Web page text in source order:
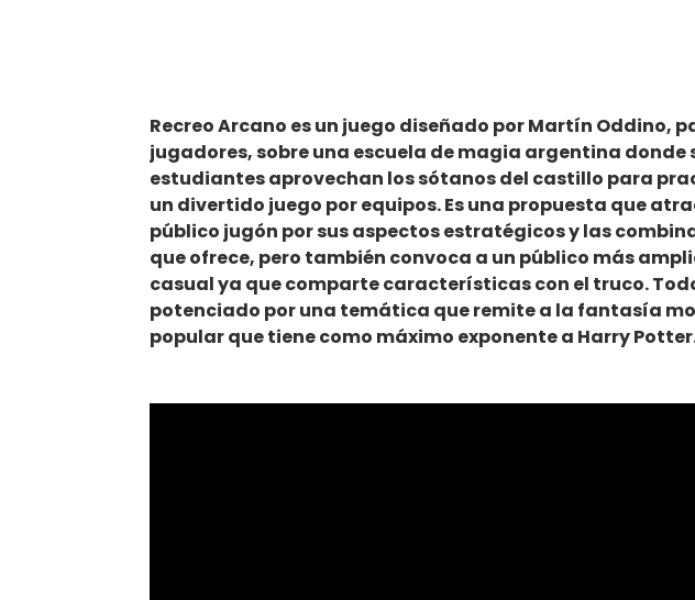
Recreo Arcano es un juego diseñado por Martín Oddino,
jugadores, sobre una escuela de magia argentina donde
estudiantes aprovechan los sótanos del castillo para
un divertido juego por equipos. Es una propuesta que
público jugón por sus aspectos estratégicos y las
que ofrece, pero también convoca a un público más
casual ya que comparte características con el truco.
potenciado por una temática que remite a la fantasía
popular que tiene como máximo exponente a Harry